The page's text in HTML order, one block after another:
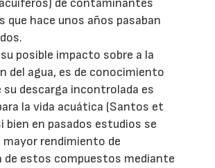
de contaminantes
que hace unos años pasaban
posible impacto sobre a la
del agua, es de conocimiento
su descarga incontrolada es
la vida acuática (Santos et
bien en pasados estudios se
mayor rendimiento de
de estos compuestos mediante